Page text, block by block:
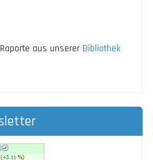
aus unserer Bibliothek